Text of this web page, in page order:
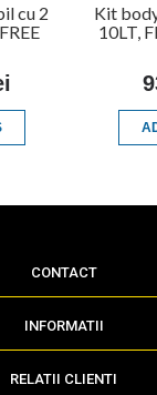
cu 2
Kit
10LT,
CONTACT
INFORMATII
RELATII CLIENTI